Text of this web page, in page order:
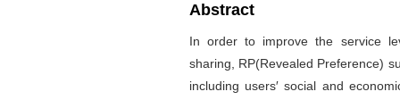
Abstract
In order to improve the service
sharing, RP(Revealed Preference)
including users′ social and